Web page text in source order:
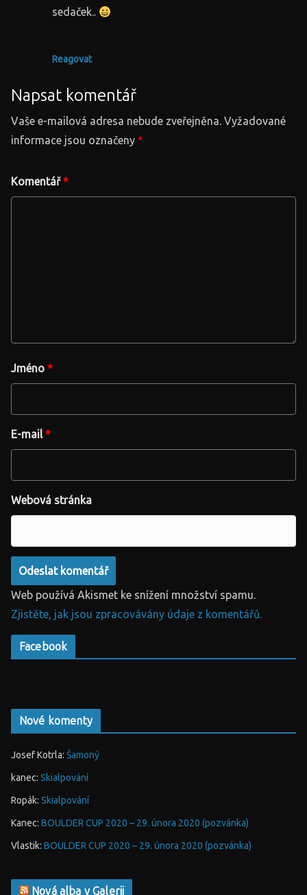
sedaček..
Reagovat
Napsat komentář
Vaše e-mailová adresa nebude zveřejněna. Vyžadované
informace jsou označeny *
Komentář*
Jméno *
E-mail*
Webová stránka
Web používá Akismet ke snížení množství spamu.
Zjistěte, jak jsou zpracovávány údaje z komentářů.
Facebook
Nové komenty
Josef Kotrla: Šamoný
kanec: Skialpování
Ropák: Skialpování
Kanec: BOULDER CUP 2020 – 29. února 2020 (pozvánka)
Vlastik: BOULDER CUP 2020 – 29. února 2020 (pozvánka)
Nová alba v Galerii